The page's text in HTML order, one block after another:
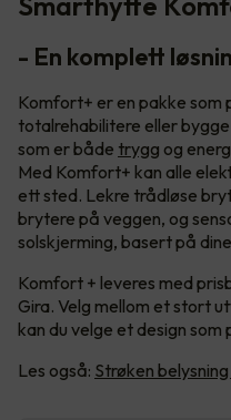
- En komplett
Komfort+ er en pakke som
totalrehabilitere eller
som er både trygg og
Med Komfort+ kan alle
ett sted. Lekre trådløse
brytere på veggen, og
solskjerming, basert på
Komfort + leveres med
Gira. Velg mellom et stort
kan du velge et design
Les også: Strøken